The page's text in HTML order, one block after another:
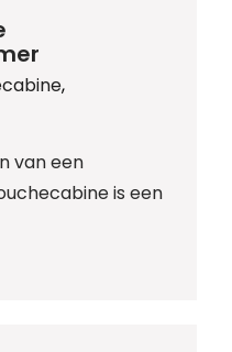
,
van een
is een